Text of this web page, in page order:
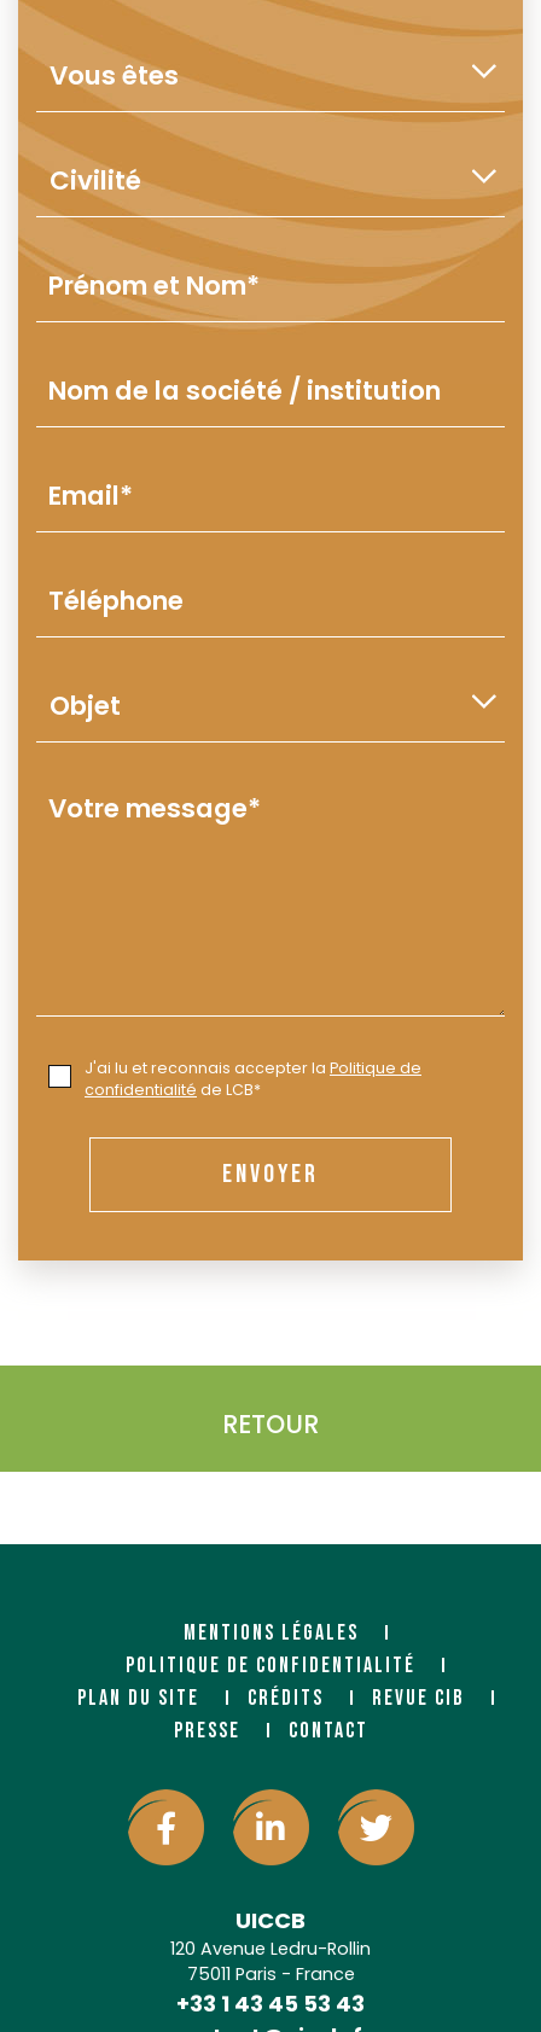
J'ai lu et reconnais accepter la Politique de
confidentialité de LCB*
ENVOYER
RETOUR
MENTIONS LÉGALES
POLITIQUE DE CONFIDENTIALITÉ
PLAN DU SITE
CRÉDITS
REVUE CIB
PRESSE
CONTACT
UICCB
120 Avenue Ledru-Rollin
75011 Paris - France
+33 1 43 45 53 43